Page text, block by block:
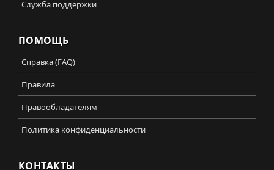
Служба поддержки
ПОМОЩЬ
Справка (FAQ)
Правила
Правообладателям
Политика конфиденциальности
КОНТАКТЫ